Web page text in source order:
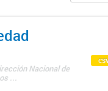
Nacional de
...